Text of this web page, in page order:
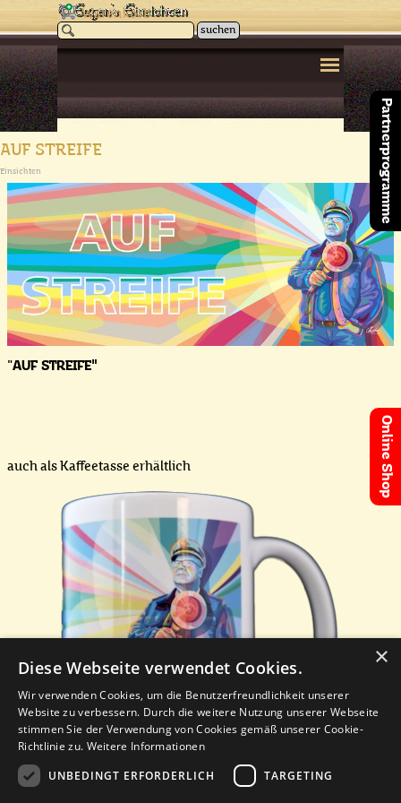
Direkt zum Seiteninhalt
suchen
Warenkorb
Menü überspringen
Partnerprogramme
Online Shop
AUF STREIFE
Einsichten
"AUF STREIFE"
auch als Kaffeetasse erhältlich
Menü überspringen
×
Diese Webseite verwendet Cookies.
Wir verwenden Cookies, um die Benutzerfreundlichkeit unserer
Website zu verbessern. Durch die weitere Nutzung unserer Webseite
stimmen Sie der Verwendung von Cookies gemäß unserer Cookie-
Richtlinie zu. Weitere Informationen
UNBEDINGT ERFORDERLICH
TARGETING